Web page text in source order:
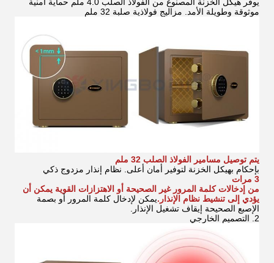
موثوقة وطويلة الأمد.
مزاليج فولاذية صلبة 32 ملم
يتم توصيل مسامير الفولاذ الصلب 32 ملم
بإحكام بهيكل الخزنة لتوفير أمان أعلى. نظام إنذار مزدوج ذكي
3 مرات
من إدخالات كلمة المرور غير الصحيحة أو الاهتزازات القوية يمكن أن
يؤدي إلى تنشيط نظام الإنذار.يمكن لإدخال كلمة المرور أو بصمة
الإصبع الصحيحة إيقاف تشغيل الإنذار.
2. التصميم الخارجي